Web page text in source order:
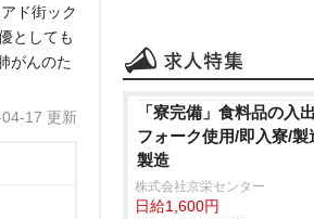
ド街ック
としても
がんのた
17 更新
「寮完備」食料品の入
フォーク使用/即入寮/製
製造
株式会社京栄センター
日給1,600円